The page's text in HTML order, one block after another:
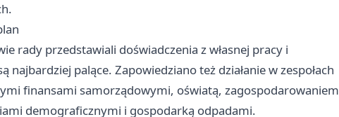
rady przedstawiali doświadczenia z własnej pracy i
palące. Zapowiedziano też działanie w zespołach
finansami samorządowymi, oświatą, zagospodarowaniem
demograficznymi i gospodarką odpadami.